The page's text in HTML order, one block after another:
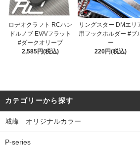
ロデオクラフト RCハン
ドルノブ EVA/フラット
#ダークオリーブ
2,585円(税込)
リングスター DMエリ
用フックホルダー #ブ
ー
220円(税込)
カテゴリーから探す
城峰 オリジナルカラー
P-series